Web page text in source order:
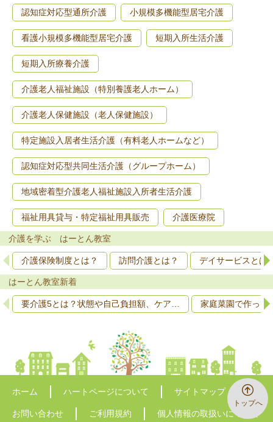
トップへ
認知症対応型通所介護 小規模多機能型居宅介護
看護小規模多機能型居宅介護 短期入所生活介護
短期入所療養介護
介護老人福祉施設（特別養護老人ホーム）
介護老人保健施設（老人保健施設）
特定施設入居者生活介護（有料老人ホームなど）
認知症対応型共同生活介護（グループホーム）
地域密着型介護老人福祉施設入所者生活介護
福祉用具貸与・特定福祉用具販売 介護医療院
介護を学ぶ はーとん教室
介護保険制度とは？ 訪問介護とは？ デイサービスとは
はーとん教室新着
要介護5とは？状態や自己負担額、ケア… 家庭菜園で作っ
ホーム ハートページについて サイトマップ
お問い合わせ ご利用規約 個人情報の取扱いについて